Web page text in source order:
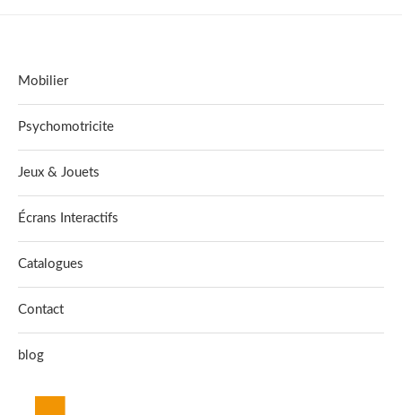
Mobilier
Psychomotricite
Jeux & Jouets
Écrans Interactifs
Catalogues
Contact
blog